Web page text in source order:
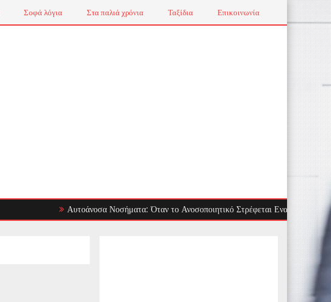
Σοφά λόγια Στα παλιά χρόνια Ταξίδια Επικοινωνία
Αυτοάνοσα Νοσήματα: Όταν το Ανοσοποιητικό Στρέφεται Εναντίον μας